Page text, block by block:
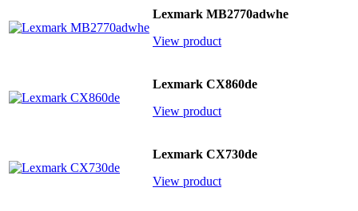
Lexmark MB2770adwhe
View product
Lexmark CX860de
View product
Lexmark CX730de
View product